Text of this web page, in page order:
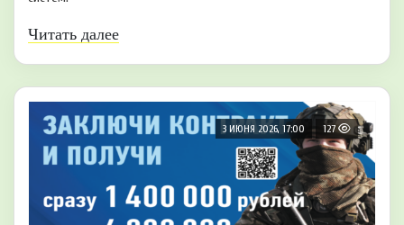
Читать далее
3 ИЮНЯ 2026, 17:00 127